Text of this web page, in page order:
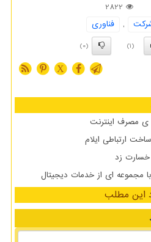
2822
,
فناوری
(1)
(0)
X
ی مصرف اینترنت
ارتباطی ایلام
مجموعه ای از خدمات دیجیتال
این مطلب